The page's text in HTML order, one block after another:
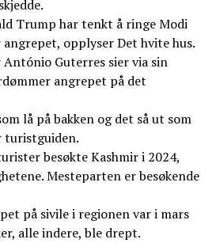
Trump har tenkt å ringe Modi
opplyser Det hvite hus.
Guterres sier via sin
angrepet på det
lå på bakken og det så ut som
turistguiden.
besøkte Kashmir i 2024,
Mesteparten er besøkende
på sivile i regionen var i mars
alle indere, ble drept.